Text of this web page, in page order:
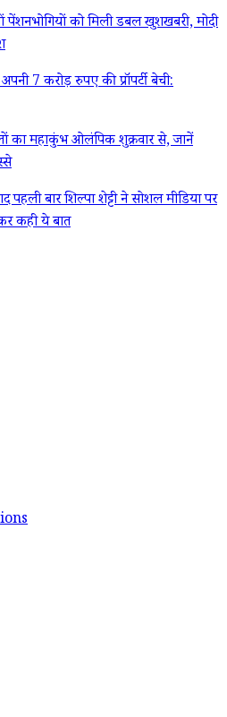
को मिली डबल खुशखबरी, मोदी
7 करोड़ रुपए की प्रॉपर्टी बेची:
महाकुंभ ओलंपिक शुक्रवार से, जानें
बार शिल्पा शेट्टी ने सोशल मीडिया पर
कही ये बात